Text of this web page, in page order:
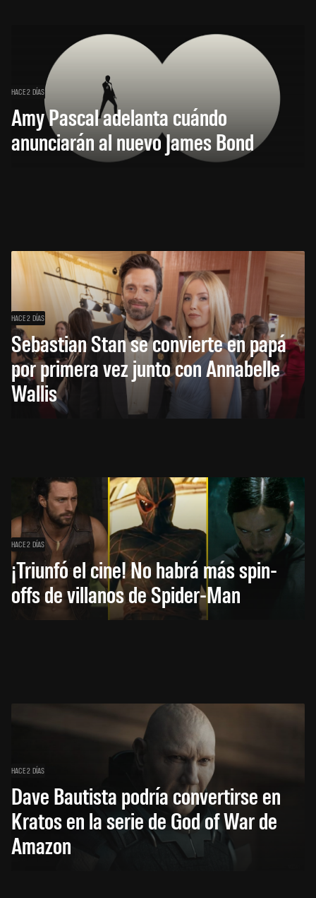
HACE 2 DÍAS
Amy Pascal adelanta cuándo
anunciarán al nuevo James Bond
HACE 2 DÍAS
Sebastian Stan se convierte en papá
por primera vez junto con Annabelle
Wallis
HACE 2 DÍAS
¡Triunfó el cine! No habrá más spin-
offs de villanos de Spider-Man
HACE 2 DÍAS
Dave Bautista podría convertirse en
Kratos en la serie de God of War de
Amazon